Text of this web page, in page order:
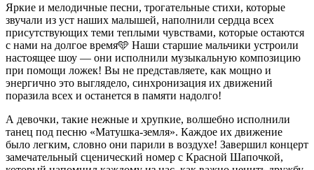
Яркие и мелодичные песни, трогательные стихи, которые
звучали из уст наших малышей, наполнили сердца всех
присутствующих теми теплыми чувствами, которые остаются
с нами на долгое время🩵 Наши старшие мальчики устроили
настоящее шоу — они исполнили музыкальную композицию
при помощи ложек! Вы не представляете, как мощно и
энергично это выглядело, синхронизация их движений
поразила всех и останется в памяти надолго!
А девочки, такие нежные и хрупкие, волшебно исполнили
танец под песню «Матушка-земля». Каждое их движение
было легким, словно они парили в воздухе! Завершил концерт
замечательный сценический номер с Красной Шапочкой,